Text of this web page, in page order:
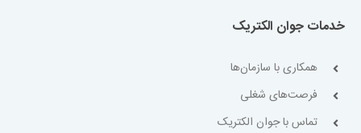
خدمات جوان الکتریک
همکاری با سازمان‌ها
فرصت‌های شغلی
تماس با جوان الکتریک